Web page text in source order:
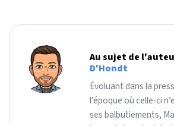
Au sujet de
D'Hondt
Évoluant dans la
l’époque où celle-ci
ses balbutiements,